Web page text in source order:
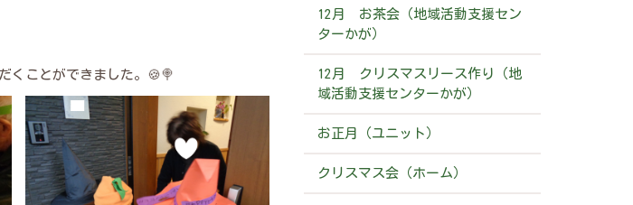
くことができました。🍪🍭
12月 お茶会（地域活動支援セン
ターかが）
12月 クリスマスリース作り（地
域活動支援センターかが）
お正月（ユニット）
クリスマス会（ホーム）